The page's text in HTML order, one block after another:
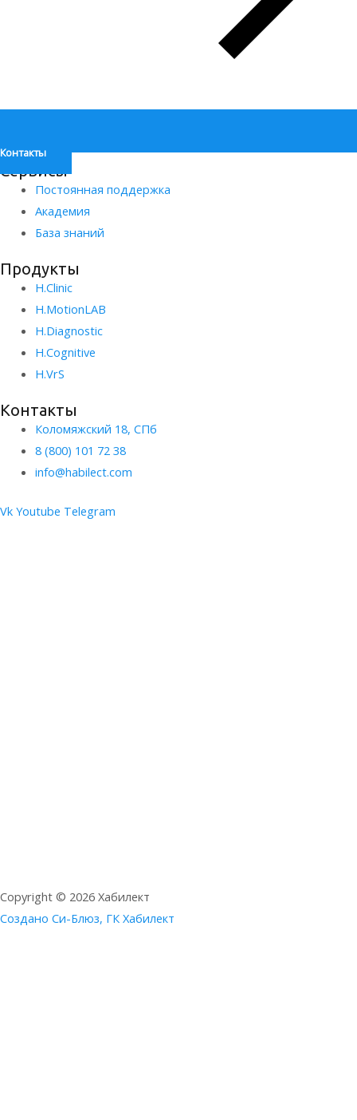
Контакты
Сервисы
Постоянная поддержка
Академия
База знаний
Продукты
H.Clinic
H.MotionLAB
H.Diagnostic
H.Сognitive
H.VrS
Контакты
Коломяжский 18, СПб
8 (800) 101 72 38
info@habilect.com
Vk Youtube Telegram
Copyright © 2026 Хабилект
Создано Си-Блюз, ГК Хабилект